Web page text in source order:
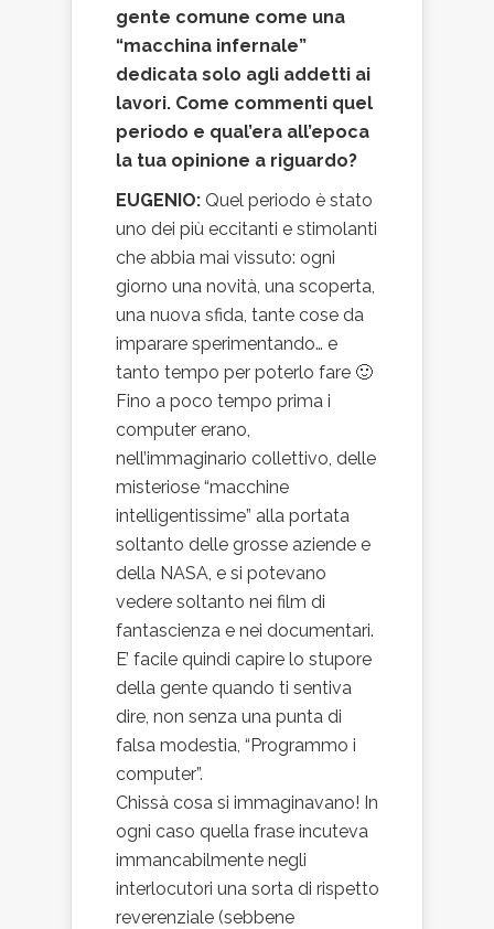
gente comune come una
“macchina infernale”
dedicata solo agli addetti ai
lavori. Come commenti quel
periodo e qual’era all’epoca
la tua opinione a riguardo?
EUGENIO: Quel periodo è stato
uno dei più eccitanti e stimolanti
che abbia mai vissuto: ogni
giorno una novità, una scoperta,
una nuova sfida, tante cose da
imparare sperimentando… e
tanto tempo per poterlo fare 🙂
Fino a poco tempo prima i
computer erano,
nell’immaginario collettivo, delle
misteriose “macchine
intelligentissime” alla portata
soltanto delle grosse aziende e
della NASA, e si potevano
vedere soltanto nei film di
fantascienza e nei documentari.
E’ facile quindi capire lo stupore
della gente quando ti sentiva
dire, non senza una punta di
falsa modestia, “Programmo i
computer”.
Chissà cosa si immaginavano! In
ogni caso quella frase incuteva
immancabilmente negli
interlocutori una sorta di rispetto
reverenziale (sebbene